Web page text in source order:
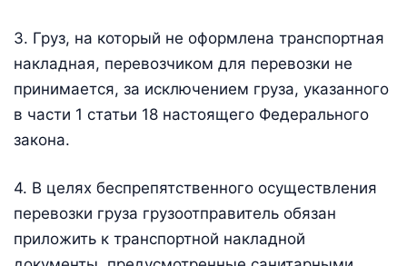
3. Груз, на который не оформлена транспортная
накладная, перевозчиком для перевозки не
принимается, за исключением груза, указанного
в части 1 статьи 18 настоящего Федерального
закона.
4. В целях беспрепятственного осуществления
перевозки груза грузоотправитель обязан
приложить к транспортной накладной